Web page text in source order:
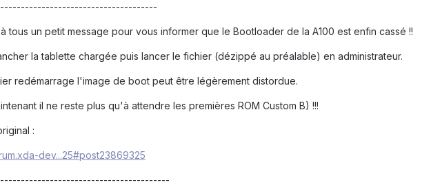
tous un petit message pour vous informer que le Bootloader de la A100 est enfin cassé !!
la tablette chargée puis lancer le fichier (dézippé au préalable) en administrateur.
redémarrage l'image de boot peut être légèrement distordue.
il ne reste plus qu'à attendre les premières ROM Custom B) !!!
:
dev...25#post23869325